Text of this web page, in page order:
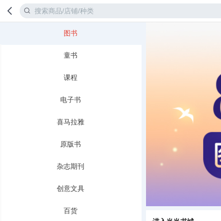
图书
童书
课程
电子书
喜马拉雅
原版书
杂志期刊
创意文具
百货